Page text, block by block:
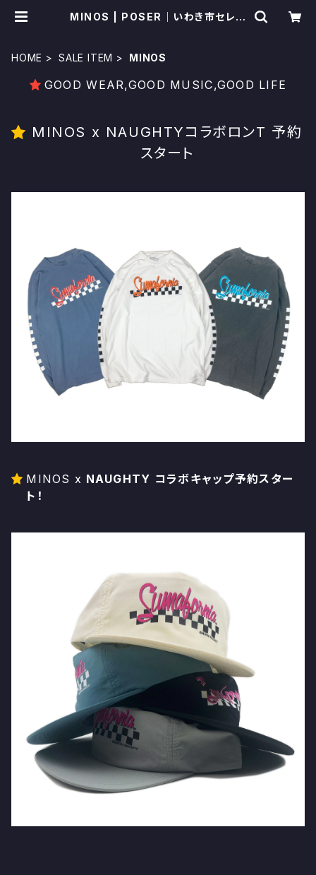
MINOS | POSER｜いわき市セレク
HOME SALE ITEM MINOS
GOOD WEAR,GOOD MUSIC,GOOD LIFE
MINOS x NAUGHTYコラボロンT 予約
スタート
MINOS x NAUGHTY コラボキャップ予約スター
ト！